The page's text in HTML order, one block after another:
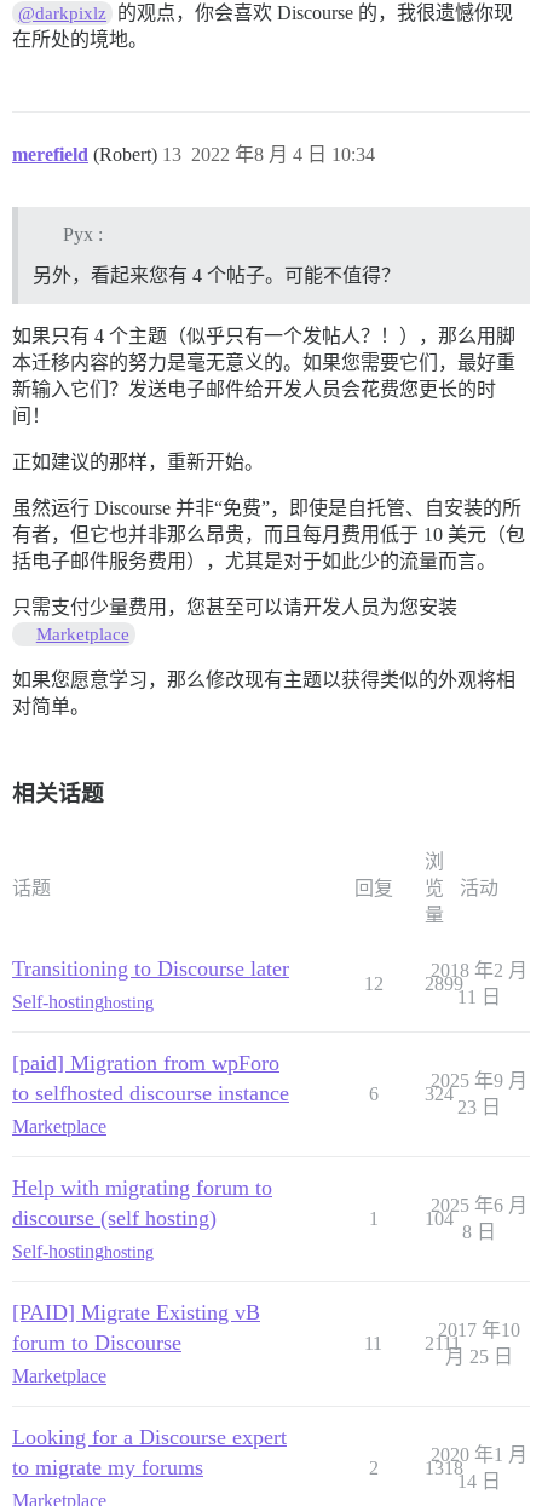
@darkpixlz
的观点，你会喜欢 Discourse 的，我很遗憾你现
在所处的境地。
merefield (Robert) 2022 年8 月 4 日 10:34
13
Pyx :
另外，看起来您有 4 个帖子。可能不值得？
如果只有 4 个主题（似乎只有一个发帖人？！），那么用脚
本迁移内容的努力是毫无意义的。如果您需要它们，最好重
新输入它们？发送电子邮件给开发人员会花费您更长的时
间！
正如建议的那样，重新开始。
虽然运行 Discourse 并非“免费”，即使是自托管、自安装的所
有者，但它也并非那么昂贵，而且每月费用低于 10 美元（包
括电子邮件服务费用），尤其是对于如此少的流量而言。
只需支付少量费用，您甚至可以请开发人员为您安装
Marketplace
如果您愿意学习，那么修改现有主题以获得类似的外观将相
对简单。
相关话题
话题 回复
浏
览
量
活动
Transitioning to Discourse later
Self-hostinghosting
12 2899
2018 年2 月
11 日
[paid] Migration from wpForo
to selfhosted discourse instance
Marketplace
6 324
2025 年9 月
23 日
Help with migrating forum to
discourse (self hosting)
Self-hostinghosting
1 104
2025 年6 月
8 日
[PAID] Migrate Existing vB
forum to Discourse
Marketplace
11 2111
2017 年10
月 25 日
Looking for a Discourse expert
to migrate my forums
Marketplace
2 1318
2020 年1 月
14 日